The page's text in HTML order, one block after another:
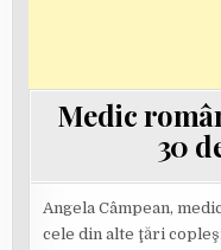
Medic
30
Angela Câmpean,
cele din alte ţări